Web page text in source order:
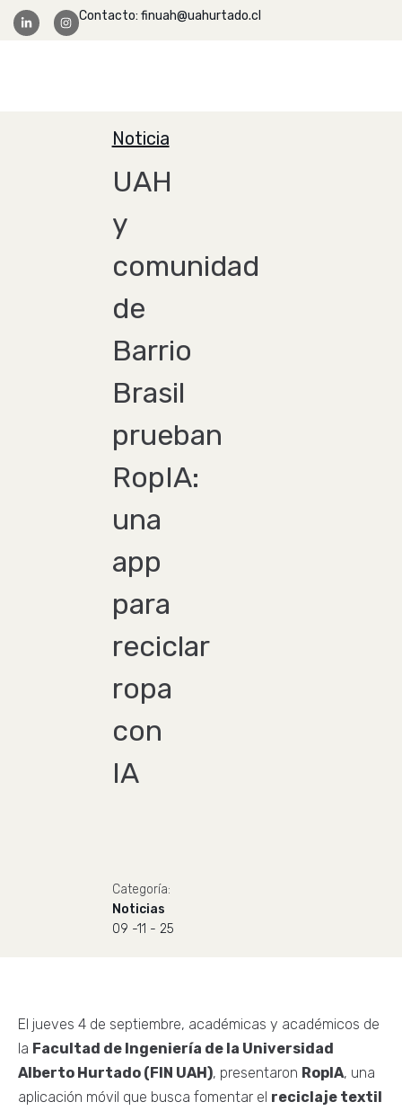
Contacto: finuah@uahurtado.cl
Noticia
UAH
y
comunidad
de
Barrio
Brasil
prueban
RopIA:
una
app
para
reciclar
ropa
con
IA
Categoría:
Noticias
09 -11 - 25
El jueves 4 de septiembre, académicas y académicos de
la Facultad de Ingeniería de la Universidad
Alberto Hurtado (FIN UAH), presentaron RopIA, una
aplicación móvil que busca fomentar el reciclaje textil